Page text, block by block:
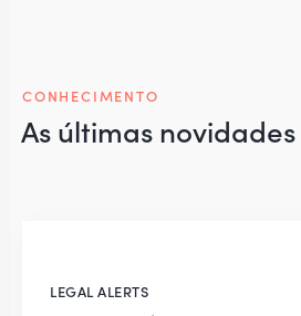
CONHECIMENTO
As últimas novidades
LEGAL ALERTS